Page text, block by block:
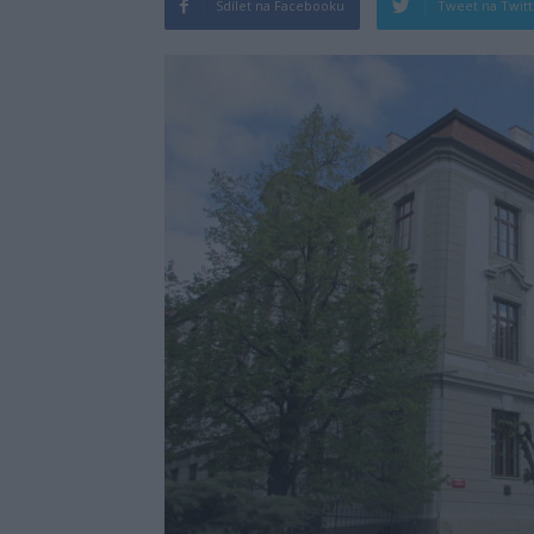
Sdílet na Facebooku Tweet na